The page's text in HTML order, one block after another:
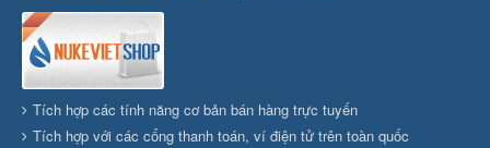
Tích hợp các tính năng cơ bản bán hàng trực tuyến
Tích hợp với các cổng thanh toán, ví điện tử trên toàn quốc